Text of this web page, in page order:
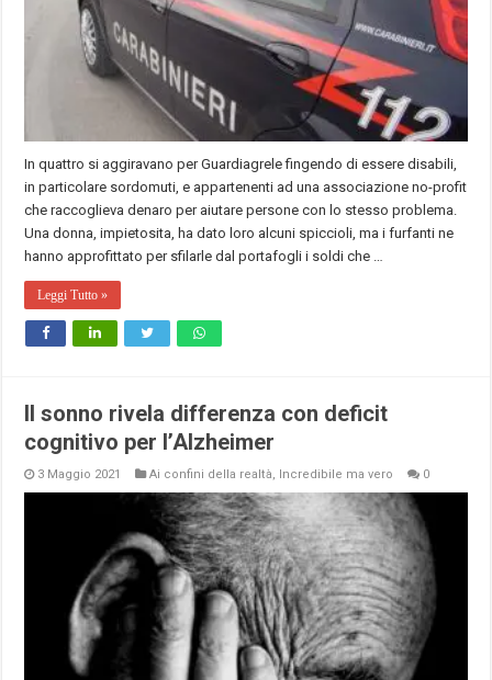
In quattro si aggiravano per Guardiagrele fingendo di essere disabili,
in particolare sordomuti, e appartenenti ad una associazione no-profit
che raccoglieva denaro per aiutare persone con lo stesso problema.
Una donna, impietosita, ha dato loro alcuni spiccioli, ma i furfanti ne
hanno approfittato per sfilarle dal portafogli i soldi che …
Leggi Tutto »
Il sonno rivela differenza con deficit
cognitivo per l’Alzheimer
3 Maggio 2021 Ai confini della realtà, Incredibile ma vero 0